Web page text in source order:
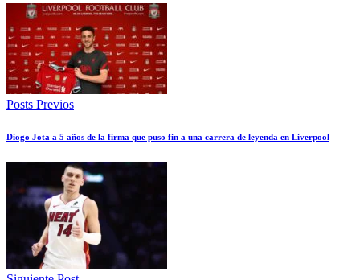
Posts Previos
Diogo Jota a 5 años de la firma que puso fin a una carrera de leyenda en Liverpool